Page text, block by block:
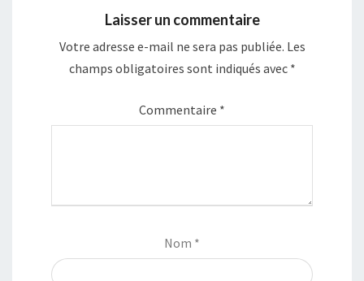
Laisser un commentaire
Votre adresse e-mail ne sera pas publiée. Les
champs obligatoires sont indiqués avec *
Commentaire *
Nom *